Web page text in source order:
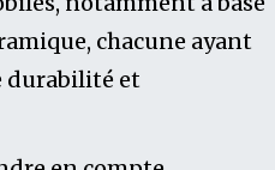
chacune ayant
durabilité et